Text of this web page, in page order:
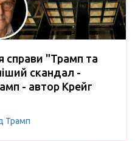
справи "Трамп та
скандал -
- автор Крейг
Трамп